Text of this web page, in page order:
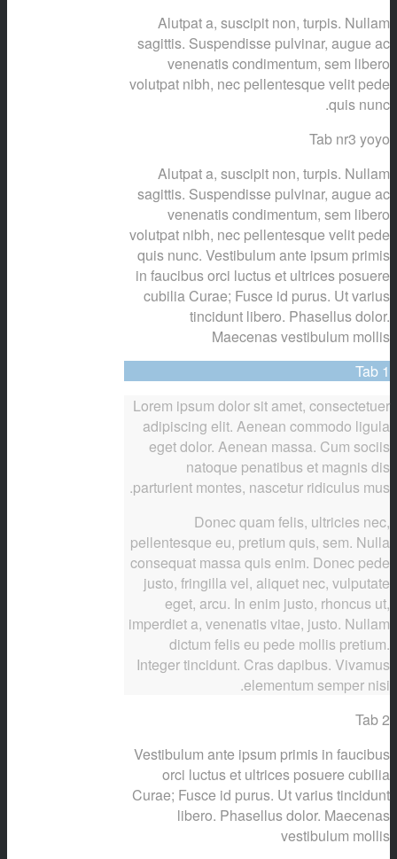
Alutpat a, suscipit non, turpis. Nullam
sagittis. Suspendisse pulvinar, augue ac
venenatis condimentum, sem libero
volutpat nibh, nec pellentesque velit pede
quis nunc.
Tab nr3 yoyo
Alutpat a, suscipit non, turpis. Nullam
sagittis. Suspendisse pulvinar, augue ac
venenatis condimentum, sem libero
volutpat nibh, nec pellentesque velit pede
quis nunc. Vestibulum ante ipsum primis
in faucibus orci luctus et ultrices posuere
cubilia Curae; Fusce id purus. Ut varius
tincidunt libero. Phasellus dolor.
Maecenas vestibulum mollis
Tab 1
Lorem ipsum dolor sit amet, consectetuer
adipiscing elit. Aenean commodo ligula
eget dolor. Aenean massa. Cum sociis
natoque penatibus et magnis dis
parturient montes, nascetur ridiculus mus.
Donec quam felis, ultricies nec,
pellentesque eu, pretium quis, sem. Nulla
consequat massa quis enim. Donec pede
justo, fringilla vel, aliquet nec, vulputate
eget, arcu. In enim justo, rhoncus ut,
imperdiet a, venenatis vitae, justo. Nullam
dictum felis eu pede mollis pretium.
Integer tincidunt. Cras dapibus. Vivamus
elementum semper nisi.
Tab 2
Vestibulum ante ipsum primis in faucibus
orci luctus et ultrices posuere cubilia
Curae; Fusce id purus. Ut varius tincidunt
libero. Phasellus dolor. Maecenas
vestibulum mollis